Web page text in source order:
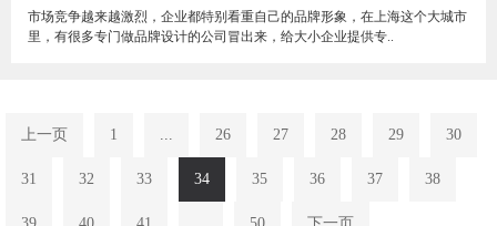
否都可以完成？
市场竞争越来越激烈，企业都特别看重自己的品牌形象，在上海这个大城市
里，有很多专门做品牌设计的公司冒出来，给大小企业提供专..
上一页 1 26 27 28 29 30
31 32 33 34 35 36 37 38
39 40 41 50 下一页